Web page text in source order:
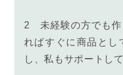
2 未経験の方でも作
ればすぐに商品とし
し、私もサポートし